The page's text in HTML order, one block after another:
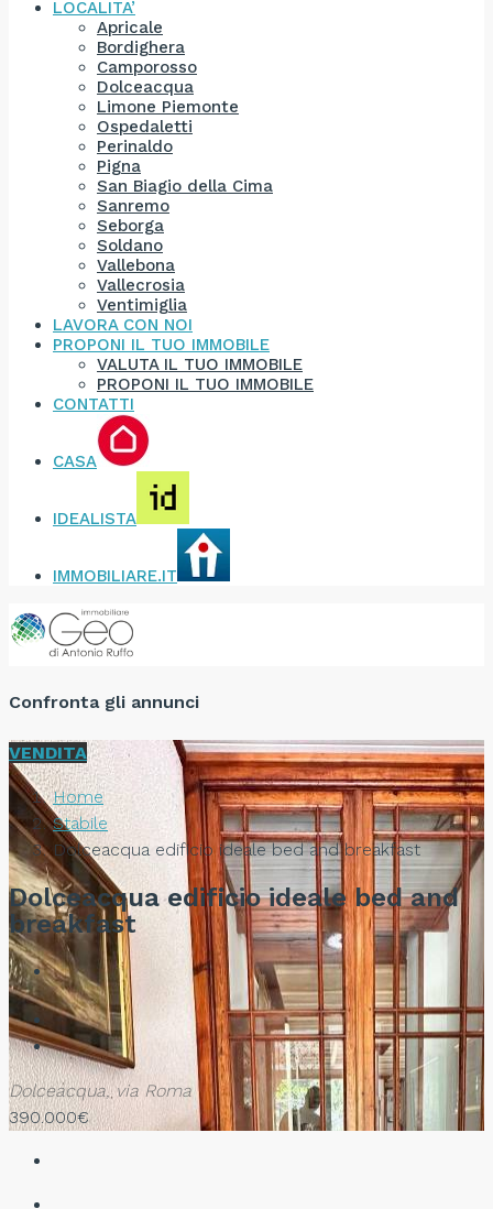
LOCALITA’
Apricale
Bordighera
Camporosso
Dolceacqua
Limone Piemonte
Ospedaletti
Perinaldo
Pigna
San Biagio della Cima
Sanremo
Seborga
Soldano
Vallebona
Vallecrosia
Ventimiglia
LAVORA CON NOI
PROPONI IL TUO IMMOBILE
VALUTA IL TUO IMMOBILE
PROPONI IL TUO IMMOBILE
CONTATTI
CASA
IDEALISTA
IMMOBILIARE.IT
Confronta gli annunci
VENDITA
Home
Stabile
Dolceacqua edificio ideale bed and breakfast
Dolceacqua edificio ideale bed and
breakfast
Dolceacqua, via Roma
390.000€